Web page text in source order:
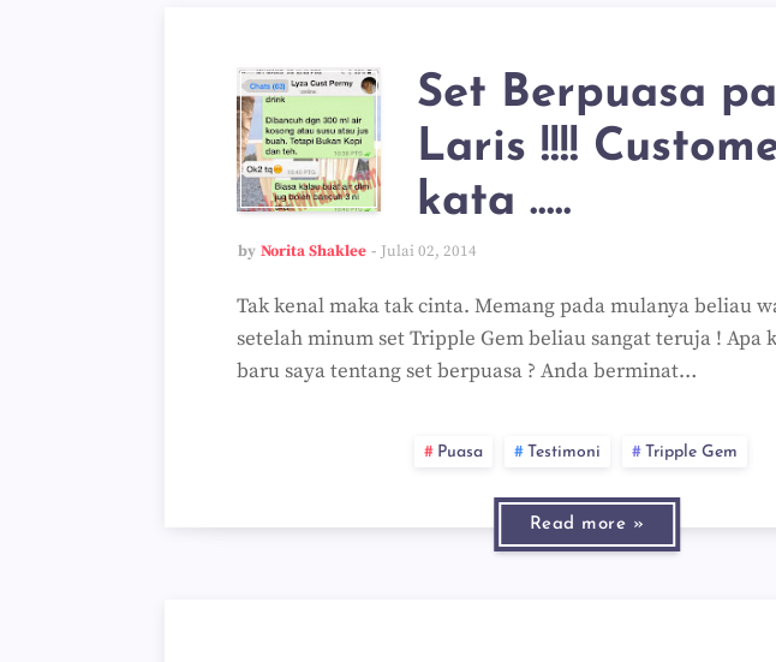
Set Berpuasa
Laris !!!!
kata .....
by Norita Shaklee Julai 02, 2014
Tak kenal maka tak cinta. Memang pada mulanya beliau
setelah minum set Tripple Gem beliau sangat teruja ! Apa
baru saya tentang set berpuasa ? Anda berminat…
Puasa Testimoni Tripple Gem
Read more »